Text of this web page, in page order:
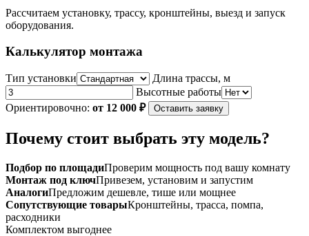
Рассчитаем установку, трассу, кронштейны, выезд и запуск
оборудования.
Калькулятор монтажа
Тип установки
Длина трассы, м
Высотные работы
Ориентировочно: от 12 000 ₽ Оставить заявку
Почему стоит выбрать эту модель?
Подбор по площадиПроверим мощность под вашу комнату
Монтаж под ключПривезем, установим и запустим
АналогиПредложим дешевле, тише или мощнее
Сопутствующие товарыКронштейны, трасса, помпа,
расходники
Комплектом выгоднее